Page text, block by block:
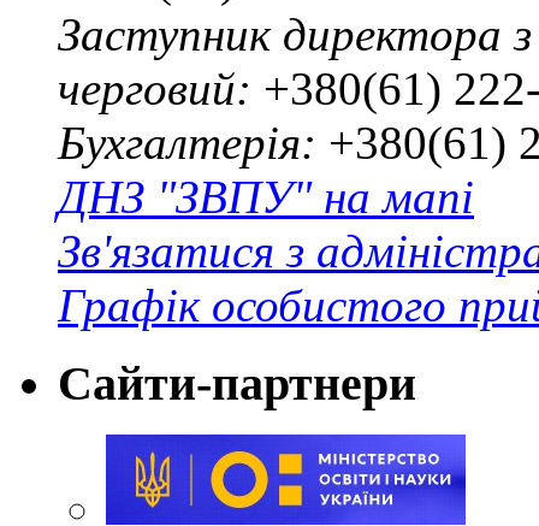
Заступник директора
черговий: +380(61)
Бухгалтерія: +380(61)
ДНЗ "ЗВПУ" на мапі
Зв'язатися з
Графік особистого
Сайти-партнери